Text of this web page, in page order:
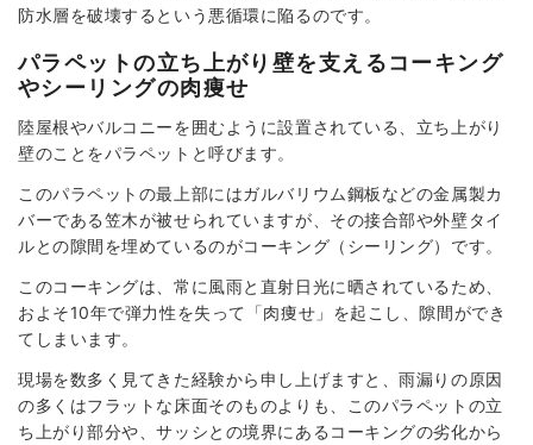
防水層を破壊するという悪循環に陥るのです。
パラペットの立ち上がり壁を支えるコーキング
やシーリングの肉痩せ
陸屋根やバルコニーを囲むように設置されている、立ち上がり
壁のことをパラペットと呼びます。
このパラペットの最上部にはガルバリウム鋼板などの金属製カ
バーである笠木が被せられていますが、その接合部や外壁タイ
ルとの隙間を埋めているのがコーキング（シーリング）です。
このコーキングは、常に風雨と直射日光に晒されているため、
およそ10年で弾力性を失って「肉痩せ」を起こし、隙間ができ
てしまいます。
現場を数多く見てきた経験から申し上げますと、雨漏りの原因
の多くはフラットな床面そのものよりも、このパラペットの立
ち上がり部分や、サッシとの境界にあるコーキングの劣化から